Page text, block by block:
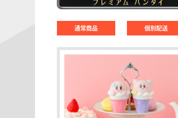
通常商品 個別配送